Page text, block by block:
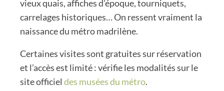
vieux quais, affiches d’époque, tourniquets,
carrelages historiques… On ressent vraiment la
naissance du métro madrilène.
Certaines visites sont gratuites sur réservation
et l’accès est limité : vérifie les modalités sur le
site officiel des musées du métro.